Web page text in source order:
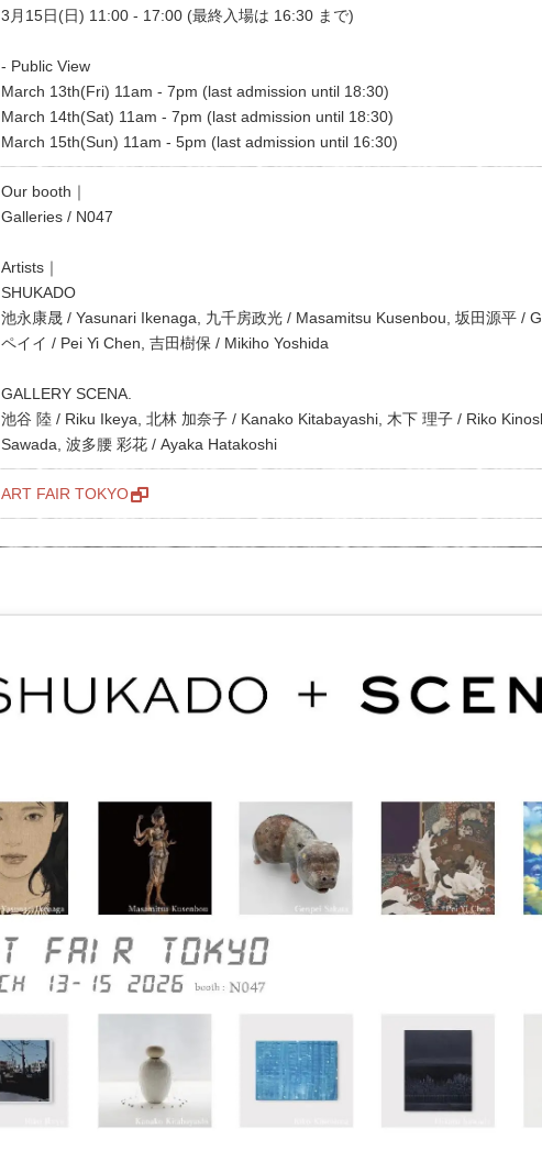
3⽉15⽇(⽇) 11:00 - 17:00 (最終入場は 16:30 まで)
- Public View
March 13th(Fri) 11am - 7pm (last admission until 18:30)
March 14th(Sat) 11am - 7pm (last admission until 18:30)
March 15th(Sun) 11am - 5pm (last admission until 16:30)
Our booth｜
Galleries / N047
Artists｜
SHUKADO
池永康晟 / Yasunari Ikenaga, 九千房政光 / Masamitsu Kusenbou, 坂田源平 /
ペイイ / Pei Yi Chen, 吉田樹保 / Mikiho Yoshida
GALLERY SCENA.
池谷 陸 / Riku Ikeya, 北林 加奈子 / Kanako Kitabayashi, 木下 理子 / Riko
Sawada, 波多腰 彩花 / Ayaka Hatakoshi
ART FAIR TOKYO